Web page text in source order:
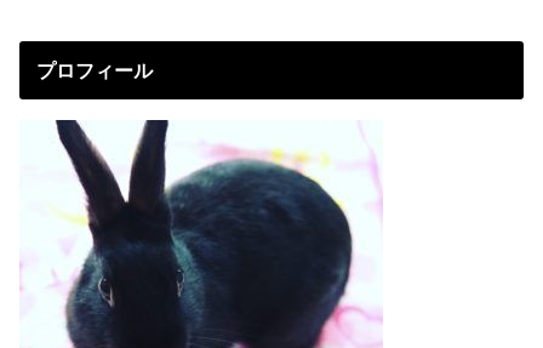
プロフィール